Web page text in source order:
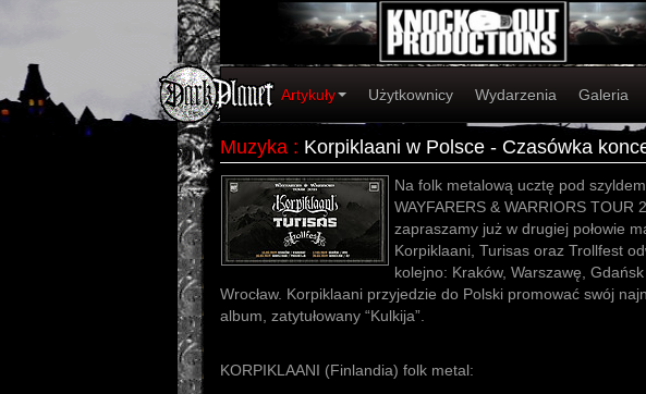
Artykuły Użytkownicy Wydarzenia Galeria
Muzyka : Korpiklaani w Polsce - Czasówka
Na folk metalową ucztę pod szyldem
WAYFARERS & WARRIORS TOUR
zapraszamy już w drugiej połowie
Korpiklaani, Turisas oraz Trollfest
kolejno: Kraków, Warszawę,
Wrocław. Korpiklaani przyjedzie do Polski promować swój
album, zatytułowany “Kulkija”.
KORPIKLAANI (Finlandia) folk metal: